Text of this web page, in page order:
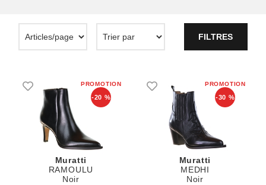
FILTRES
-20 %
Muratti
RAMOULU
Noir
-30 %
Muratti
MEDHI
Noir